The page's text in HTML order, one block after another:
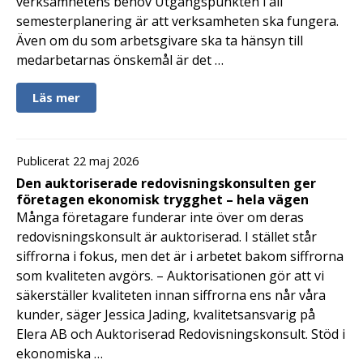
semesterplanering är att verksamheten ska fungera.
Även om du som arbetsgivare ska ta hänsyn till
medarbetarnas önskemål är det …
Läs mer
Publicerat 22 maj 2026
Den auktoriserade redovisningskonsulten ger
företagen ekonomisk trygghet – hela vägen
Många företagare funderar inte över om deras
redovisningskonsult är auktoriserad. I stället står
siffrorna i fokus, men det är i arbetet bakom siffrorna
som kvaliteten avgörs. – Auktorisationen gör att vi
säkerställer kvaliteten innan siffrorna ens når våra
kunder, säger Jessica Jading, kvalitetsansvarig på
Elera AB och Auktoriserad Redovisningskonsult. Stöd i
ekonomiska …